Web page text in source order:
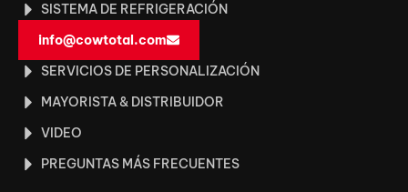
SISTEMA DE REFRIGERACIÓN
info@cowtotal.com
SERVICIOS DE PERSONALIZACIÓN
MAYORISTA & DISTRIBUIDOR
VIDEO
PREGUNTAS MÁS FRECUENTES